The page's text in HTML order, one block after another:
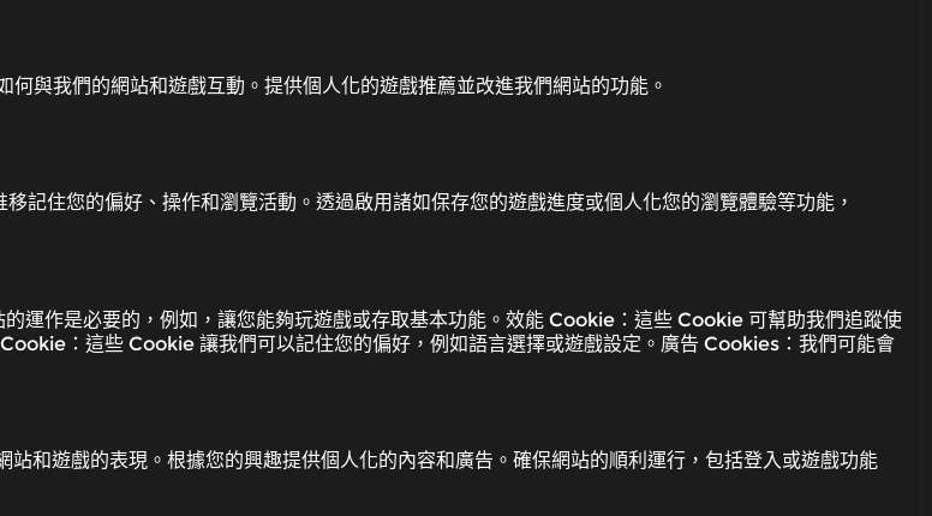
與我們的網站和遊戲互動。提供個人化的遊戲推薦並改進我們網站的功能。
記住您的偏好、操作和瀏覽活動。透過啟用諸如保存您的遊戲進度或個人化您的瀏覽體驗等功能，
運作是必要的，例如，讓您能夠玩遊戲或存取基本功能。效能 Cookie：這些 Cookie 可幫助我們追蹤使
：這些 Cookie 讓我們可以記住您的偏好，例如語言選擇或遊戲設定。廣告 Cookies：我們可能會
和遊戲的表現。根據您的興趣提供個人化的內容和廣告。確保網站的順利運行，包括登入或遊戲功能